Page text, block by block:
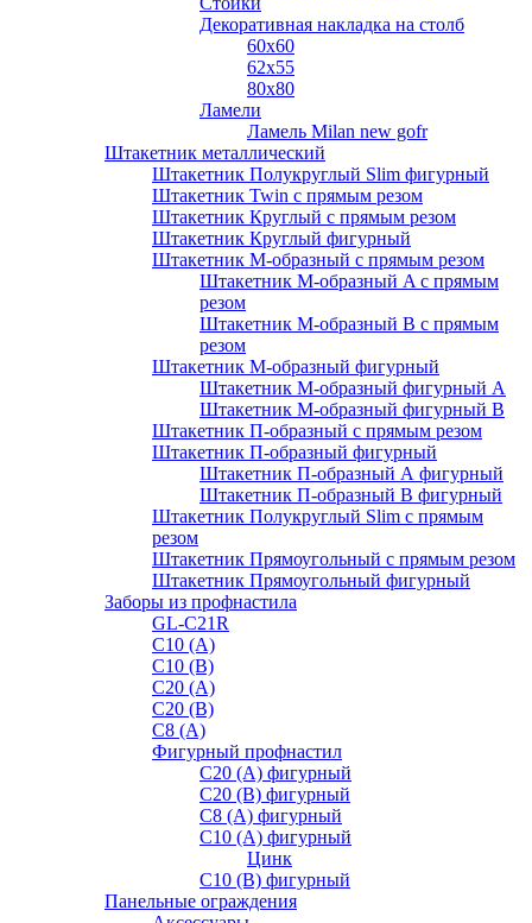
Декоративная накладка на столб
60х60
62х55
80х80
Ламели
Ламель Milan new gofr
Штакетник металлический
Штакетник Полукруглый Slim фигурный
Штакетник Twin с прямым резом
Штакетник Круглый с прямым резом
Штакетник Круглый фигурный
Штакетник М-образный с прямым резом
Штакетник М-образный A с прямым
резом
Штакетник М-образный B с прямым
резом
Штакетник М-образный фигурный
Штакетник М-образный фигурный A
Штакетник М-образный фигурный B
Штакетник П-образный с прямым резом
Штакетник П-образный фигурный
Штакетник П-образный А фигурный
Штакетник П-образный В фигурный
Штакетник Полукруглый Slim с прямым
резом
Штакетник Прямоугольный с прямым резом
Штакетник Прямоугольный фигурный
Заборы из профнастила
GL-С21R
С10 (A)
С10 (В)
С20 (А)
С20 (В)
С8 (A)
Фигурный профнастил
С20 (A) фигурный
С20 (В) фигурный
С8 (A) фигурный
С10 (A) фигурный
Цинк
С10 (В) фигурный
Панельные ограждения